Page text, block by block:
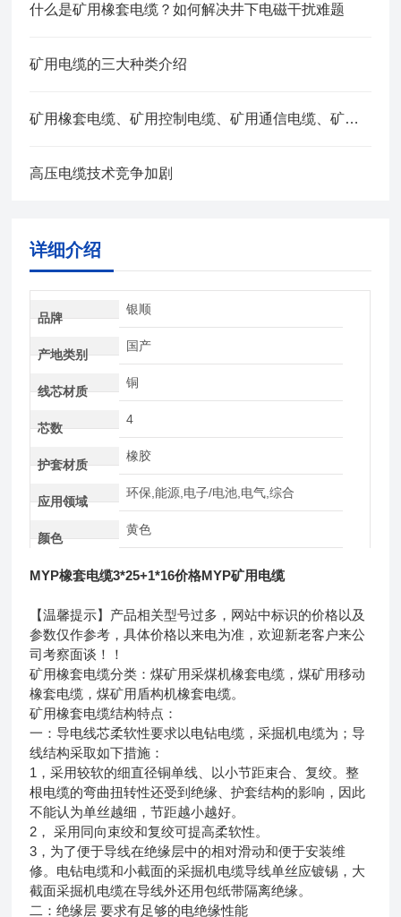
什么是矿用橡套电缆？如何解决井下电磁干扰难题
矿用电缆的三大种类介绍
矿用橡套电缆、矿用控制电缆、矿用通信电缆、矿用电力电缆、矿用计算机电缆区别，看完不选错
高压电缆技术竞争加剧
详细介绍
品牌
银顺
产地类别
国产
线芯材质
铜
芯数
4
护套材质
橡胶
应用领域
环保,能源,电子/电池,电气,综合
颜色
黄色
MYP橡套电缆3*25+1*16价格MYP矿用电缆
【温馨提示】产品相关型号过多，网站中标识的价格以及
参数仅作参考，具体价格以来电为准，欢迎新老客户来公
司考察面谈！！
矿用橡套电缆分类：煤矿用采煤机橡套电缆，煤矿用移动
橡套电缆，煤矿用盾构机橡套电缆。
矿用橡套电缆结构特点：
一：导电线芯柔软性要求以电钻电缆，采掘机电缆为；导
线结构采取如下措施：
1，采用较软的细直径铜单线、以小节距束合、复绞。整
根电缆的弯曲扭转性还受到绝缘、护套结构的影响，因此
不能认为单丝越细，节距越小越好。
2， 采用同向束绞和复绞可提高柔软性。
3，为了便于导线在绝缘层中的相对滑动和便于安装维
修。电钻电缆和小截面的采掘机电缆导线单丝应镀锡，大
截面采掘机电缆在导线外还用包纸带隔离绝缘。
二：绝缘层 要求有足够的电绝缘性能